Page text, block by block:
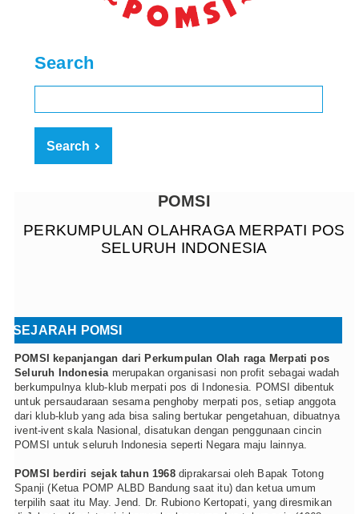
Search
Search
POMSI
PERKUMPULAN OLAHRAGA MERPATI POS
SELURUH INDONESIA
SEJARAH POMSI
POMSI kepanjangan dari Perkumpulan Olah raga Merpati pos
Seluruh Indonesia merupakan organisasi non profit sebagai wadah
berkumpulnya klub-klub merpati pos di Indonesia. POMSI dibentuk
untuk persaudaraan sesama penghoby merpati pos, setiap anggota
dari klub-klub yang ada bisa saling bertukar pengetahuan, dibuatnya
ivent-ivent skala Nasional, disatukan dengan penggunaan cincin
POMSI untuk seluruh Indonesia seperti Negara maju lainnya.
POMSI berdiri sejak tahun 1968diprakarsai oleh Bapak Totong
Spanji (Ketua POMP ALBD Bandung saat itu) dan ketua umum
terpilih saat itu May. Jend. Dr. Rubiono Kertopati, yang diresmikan